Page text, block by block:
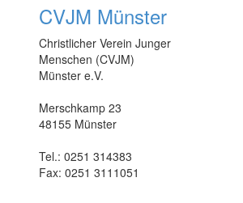
CVJM Münster
Christlicher Verein Junger
Menschen (CVJM)
Münster e.V.
Merschkamp 23
48155 Münster
Tel.: 0251 314383
Fax: 0251 3111051